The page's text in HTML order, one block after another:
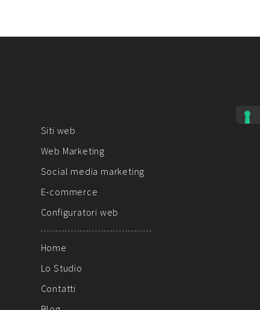
Siti web
Web Marketing
Social media marketing
E-commerce
Configuratori web
Home
Lo Studio
Contatti